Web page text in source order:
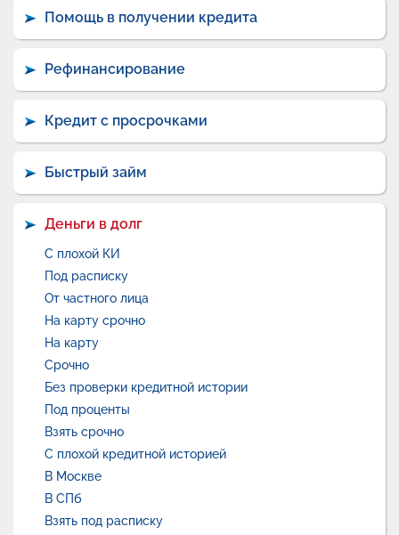
Помощь в получении кредита
Рефинансирование
Кредит с просрочками
Быстрый займ
Деньги в долг
С плохой КИ
Под расписку
От частного лица
На карту срочно
На карту
Срочно
Без проверки кредитной истории
Под проценты
Взять срочно
С плохой кредитной историей
В Москве
В СПб
Взять под расписку